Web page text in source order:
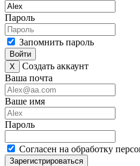
Пароль
Запомнить пароль
Войти
X
Создать аккаунт
Ваша почта
Ваше имя
Пароль
Согласен на обработку
Зарегистрироваться